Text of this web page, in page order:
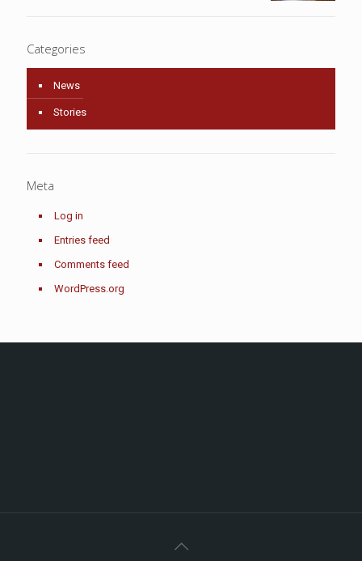
Categories
News
Stories
Meta
Log in
Entries feed
Comments feed
WordPress.org